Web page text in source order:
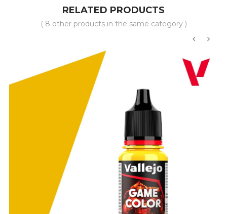
RELATED PRODUCTS
( 8 other products in the same category )
›